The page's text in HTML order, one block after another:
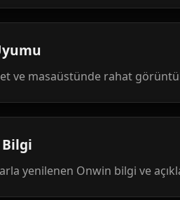
ve masaüstünde rahat
Bilgi
yenilenen Onwin bilgi ve